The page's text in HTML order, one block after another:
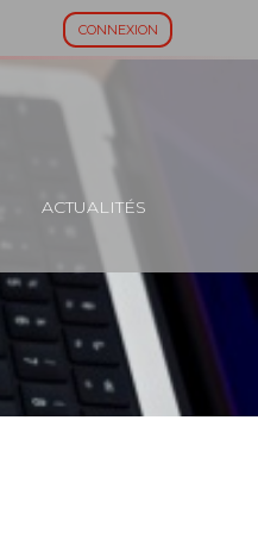
CONNEXION
ACTUALITÉS